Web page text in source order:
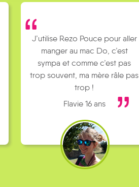
J’utilise Rezo Pouce pour aller
manger au mac Do, c’est
sympa et comme c’est pas
trop souvent, ma mère râle pas
trop !
Flavie 16 ans